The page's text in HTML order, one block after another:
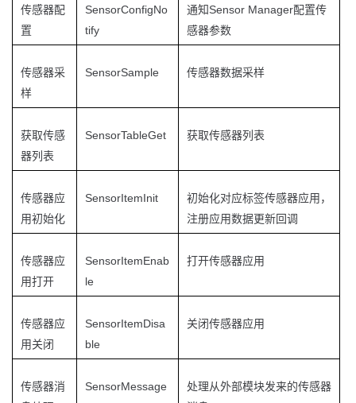
传感器配
置
SensorConfigNo
tify
通知 Sensor Manager配置传
感器参数
传感器采
样
SensorSample 传感器数据采样
获取传感
器列表
SensorTableGet 获取传感器列表
传感器应
用初始化
SensorItemInit
初始化对应标签传感器应用，
注册应用数据更新回调
传感器应
用打开
SensorItemEnab
le
打开传感器应用
传感器应
用关闭
SensorItemDisa
ble
关闭传感器应用
传感器消
SensorMessage
处理从外部模块发来的传感器